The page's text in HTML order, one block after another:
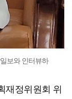
보와 인터뷰하
재정위원회 위